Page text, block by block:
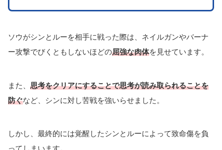
ソウがシンとルーを相手に戦った際は、ネイルガンやバーナ
ー攻撃でびくともしないほどの屈強な肉体を見せています。
また、 思考をクリアにすることで思考が読み取られることを
防ぐなど、シンに対し苦戦を強いらせました。
しかし、最終的には覚醒したシンとルーによって致命傷を負
ってしまいます。